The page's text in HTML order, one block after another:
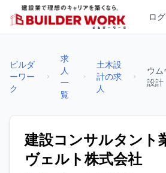
ロ
ビルダ
ーワー
ク
求
人
一
覧
土木設
計の求
人
ウ
設
建設コンサルタント
ヴェルト株式会社